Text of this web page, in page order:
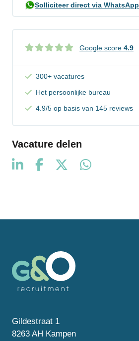
Solliciteer direct via WhatsApp
Google score 4.9
300+ vacatures
Het persoonlijke bureau
4.9/5 op basis van 145 reviews
Vacature delen
Gildestraat 1
8263 AH Kampen